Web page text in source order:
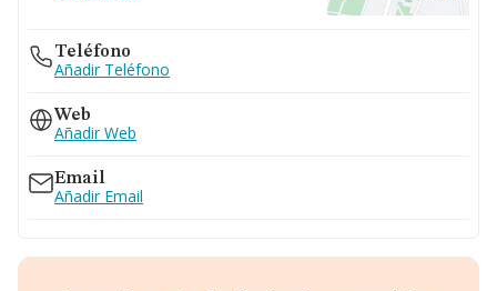
Teléfono
Añadir Teléfono
Web
Añadir Web
Email
Añadir Email